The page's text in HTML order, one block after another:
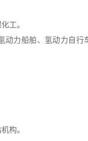
工。
动力船舶、氢动力自
构。